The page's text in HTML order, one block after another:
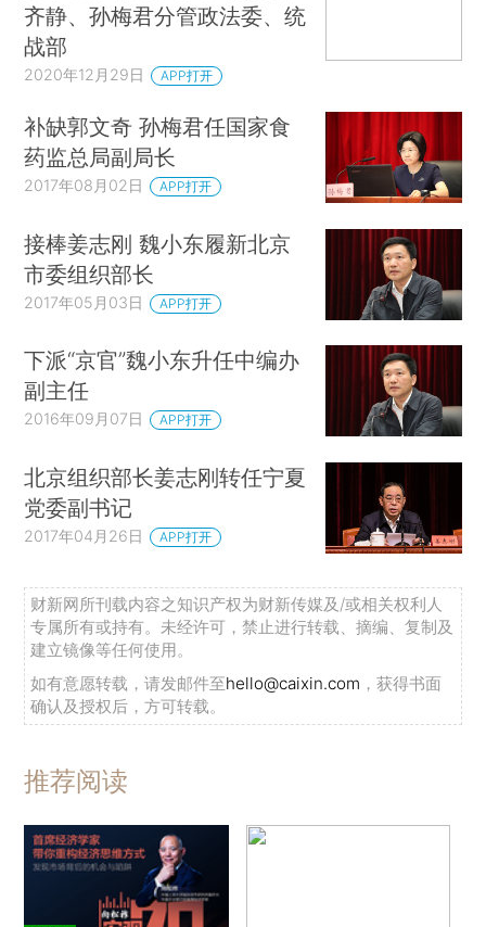
齐静、孙梅君分管政法委、统
战部
2020年12月29日 APP打开
补缺郭文奇 孙梅君任国家食
药监总局副局长
2017年08月02日 APP打开
接棒姜志刚 魏小东履新北京
市委组织部长
2017年05月03日 APP打开
下派“京官”魏小东升任中编办
副主任
2016年09月07日 APP打开
北京组织部长姜志刚转任宁夏
党委副书记
2017年04月26日 APP打开
财新网所刊载内容之知识产权为财新传媒及/或相关权利人
专属所有或持有。未经许可，禁止进行转载、摘编、复制及
建立镜像等任何使用。
如有意愿转载，请发邮件至hello@caixin.com ，获得书面
确认及授权后，方可转载。
推荐阅读